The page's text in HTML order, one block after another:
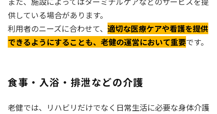
供している場合があります。
利用者のニーズに合わせて、 適切な医療ケアや看護を提供
できるようにすることも、老健の運営において重要です。
食事・入浴・排泄などの介護
老健では、リハビリだけでなく日常生活に必要な身体介護